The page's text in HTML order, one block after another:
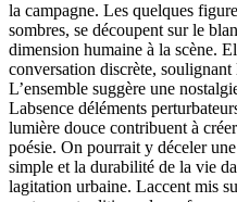
la campagne. Les quelques
sombres, se découpent sur le
dimension humaine à la scène.
conversation discrète,
L’ensemble suggère une
Labsence déléments
lumière douce contribuent à
poésie. On pourrait y déceler
simple et la durabilité de la vie
lagitation urbaine. Laccent mis